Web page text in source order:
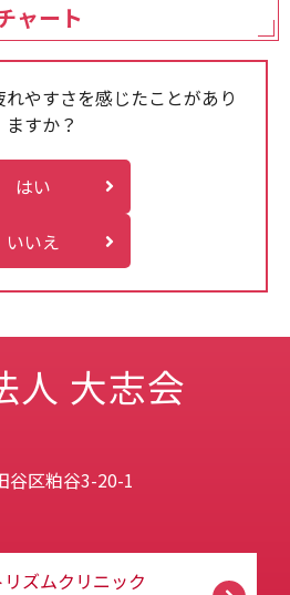
ャート
やすさを感じたことがあり
ますか？
はい
いいえ
人 大志会
谷区粕谷3-20-1
ズムクリニック